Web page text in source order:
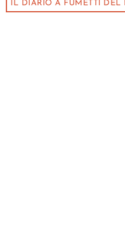
IL DIARIO A FUMETTI DEL